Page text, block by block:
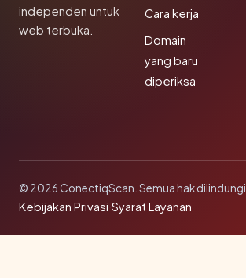
independen untuk
web terbuka.
Cara kerja
Domain
yang baru
diperiksa
© 2026 ConectiqScan. Semua hak dilindungi.
Kebijakan Privasi·Syarat Layanan